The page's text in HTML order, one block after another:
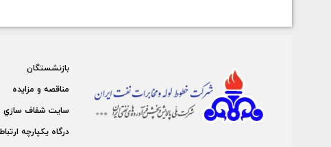
بازنشستگان
مناقصه و مزايده
سايت شفاف سازي
درگاه يكپارچه